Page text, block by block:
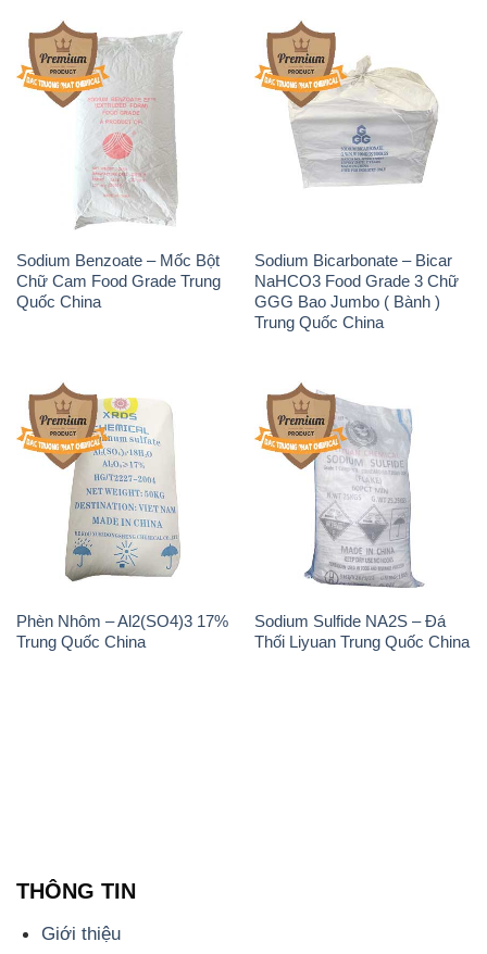
Sodium Benzoate – Mốc Bột
Chữ Cam Food Grade Trung
Quốc China
Sodium Bicarbonate – Bicar
NaHCO3 Food Grade 3 Chữ
GGG Bao Jumbo ( Bành )
Trung Quốc China
Phèn Nhôm – Al2(SO4)3 17%
Trung Quốc China
Sodium Sulfide NA2S – Đá
Thối Liyuan Trung Quốc China
THÔNG TIN
Giới thiệu